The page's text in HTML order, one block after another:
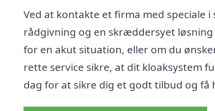
Ved at kontakte et firma med speciale
rådgivning og en skræddersyet
for en akut situation, eller om du
rette service sikre, at dit kloaksystem
dag for at sikre dig et godt tilbud og